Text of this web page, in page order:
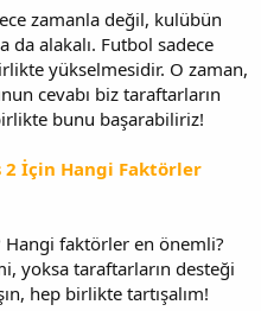
zamanla değil, kulübün
alakalı. Futbol sadece
yükselmesidir. O zaman,
cevabı biz taraftarların
bunu başarabiliriz!
2 İçin Hangi Faktörler
Hangi faktörler en önemli?
yoksa taraftarların desteği
hep birlikte tartışalım!